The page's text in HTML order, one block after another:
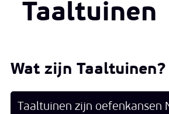
Taaltuinen
Wat zijn Taaltuinen?
Taaltuinen zijn oefenkansen